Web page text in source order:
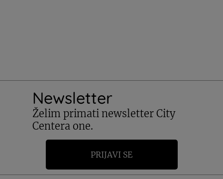
Newsletter
Želim primati newsletter City
Centera one.
PRIJAVI SE